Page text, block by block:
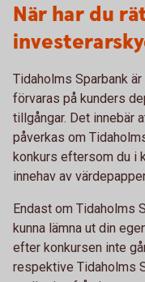
När har du
Tidaholms Sparbank
förvaras på kunders
tillgångar. Det innebär
påverkas om
konkurs eftersom du i
innehav av
Endast om Tidaholms
kunna lämna ut din
efter konkursen inte
respektive Tidaholms